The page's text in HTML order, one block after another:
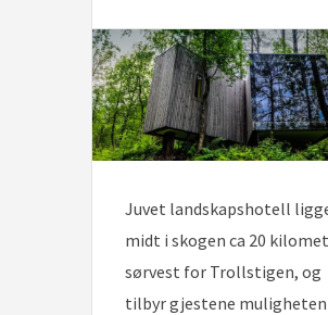
Juvet landskapshotell
midt i skogen ca 20
sørvest for Trollstigen, og
tilbyr gjestene